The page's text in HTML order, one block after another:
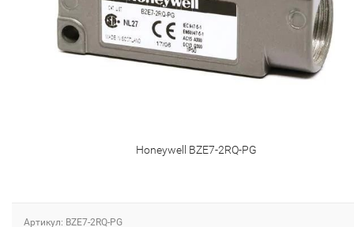
Honeywell BZE7-2RQ-PG
Артикул: BZE7-2RQ-PG